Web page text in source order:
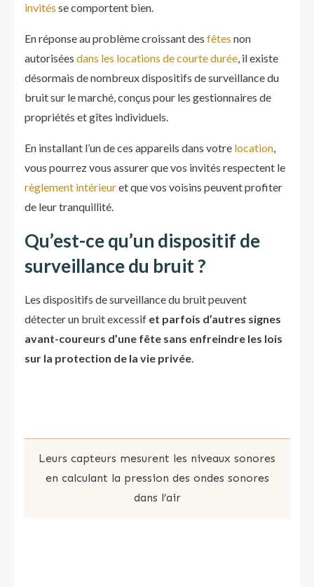
invités se comportent bien.
En réponse au problème croissant des fêtes non
autorisées dans les locations de courte durée, il existe
désormais de nombreux dispositifs de surveillance du
bruit sur le marché, conçus pour les gestionnaires de
propriétés et gîtes individuels.
En installant l’un de ces appareils dans votre location,
vous pourrez vous assurer que vos invités respectent le
règlement intérieuret que vos voisins peuvent profiter
de leur tranquillité.
Qu’est-ce qu’un dispositif de
surveillance du bruit ?
Les dispositifs de surveillance du bruit peuvent
détecter un bruit excessif et parfois d’autres signes
avant-coureurs d’une fête sans enfreindre les lois
sur la protection de la vie privée.
Leurs capteurs mesurent les niveaux sonores
en calculant la pression des ondes sonores
dans l’air